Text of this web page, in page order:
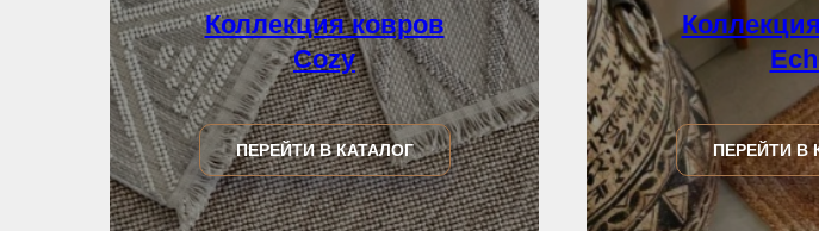
Коллекция ковров
Cozy
ПЕРЕЙТИ В КАТАЛОГ ПЕРЕЙТИ В